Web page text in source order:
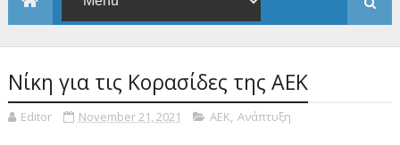
Νίκη για τις Κορασίδες της ΑΕΚ
Editor November 21, 2021 ΑΕΚ, Ανάπτυξη